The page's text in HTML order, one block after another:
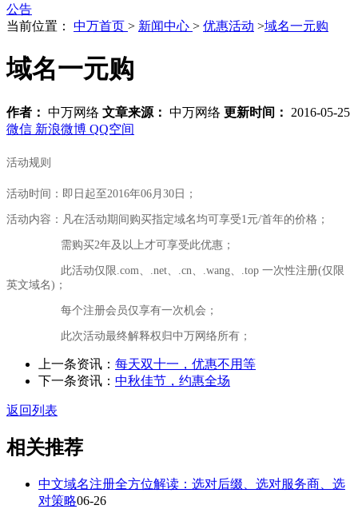
公告
当前位置： 中万首页 > 新闻中心 > 优惠活动 >域名一元购
域名一元购
作者： 中万网络 文章来源： 中万网络 更新时间： 2016-05-25
微信 新浪微博 QQ空间
活动规则
活动时间： 即日起至2016年06月30日；
活动内容： 凡在活动期间购买指定域名均可享受1元/首年的价格；
需购买2年及以上才可享受此优惠；
此活动仅限.com、.net、.cn、.wang、.top 一次性注册(仅限
英文域名)；
每个注册会员仅享有一次机会；
此次活动最终解释权归中万网络所有；
上一条资讯： 每天双十一，优惠不用等
下一条资讯： 中秋佳节，约惠全场
返回列表
相关推荐
中文域名注册全方位解读：选对后缀、选对服务商、选
对策略06-26